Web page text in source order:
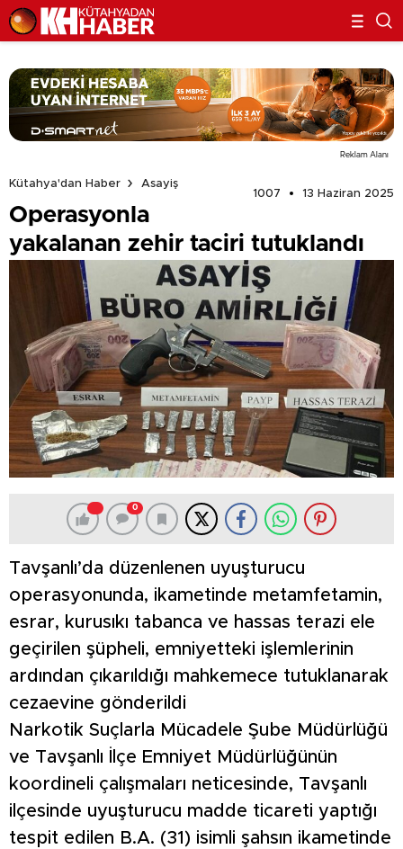
Reklam Alanı
Kütahya'dan Haber
Asayiş
1007
13 Haziran 2025
Operasyonla
yakalanan zehir taciri tutuklandı
0
Tavşanlı’da düzenlenen uyuşturucu
operasyonunda, ikametinde metamfetamin,
esrar, kurusıkı tabanca ve hassas terazi ele
geçirilen şüpheli, emniyetteki işlemlerinin
ardından çıkarıldığı mahkemece tutuklanarak
cezaevine gönderildi
Narkotik Suçlarla Mücadele Şube Müdürlüğü
ve Tavşanlı İlçe Emniyet Müdürlüğünün
koordineli çalışmaları neticesinde, Tavşanlı
ilçesinde uyuşturucu madde ticareti yaptığı
tespit edilen B.A. (31) isimli şahsın ikametinde